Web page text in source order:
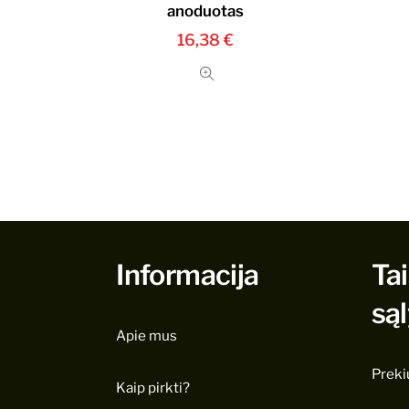
anoduotas
16,38 €
Informacija
Apie mus
Kaip pirkti?